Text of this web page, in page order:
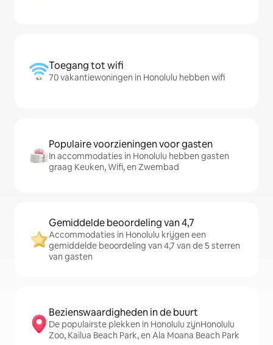
Toegang tot wifi
70 vakantiewoningen in Honolulu hebben wifi
Populaire voorzieningen voor gasten
In accommodaties in Honolulu hebben gasten
graag Keuken, Wifi, en Zwembad
Gemiddelde beoordeling van 4,7
Accommodaties in Honolulu krijgen een
gemiddelde beoordeling van 4,7 van de 5 sterren
van gasten
Bezienswaardigheden in de buurt
De populairste plekken in Honolulu zijnHonolulu
Zoo, Kailua Beach Park, en Ala Moana Beach Park